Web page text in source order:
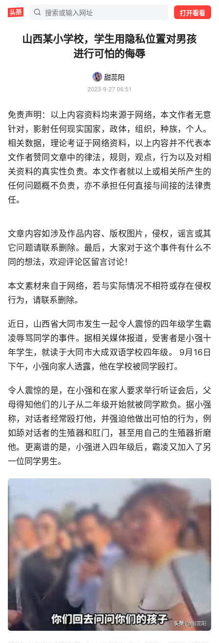
打开看看
山西某小学校，学生用隐私位置对男孩
进行可怕的侮辱
甜蕊阳
2023-9-27 06:51
免责声明：以上内容资料均来源于网络，本文作者无意
针对，影射任何现实国家，政体，组织，种族，个人。
相关数据，理论考证于网络资料，以上内容并不代表本
文作者赞同文章中的律法，规则，观点，行为以及对相
关资料的真实性负责。本文作者就以上或相关所产生的
任何问题概不负责，亦不承担任何直接与间接的法律责
任。
文章内容如涉及作品内容、版权图片，侵权，谣言或其
它问题请联系删除。最后，大家对于这个事件有什么不
同的想法，欢迎评论区留言讨论！
本文素材来自于网络，若与实际情况不相符或存在侵权
行为，请联系删除。
近日，山西省大同市发生一起令人震惊的四年级学生霸
凌辱骂同学的事件。据相关媒体报道，受害者是小强十
年学生，就读于大同市大成双语学校四年级。 9月16日
下午，小强向家人透露，他在学校被同学殴打。
令人震惊的是，在小强和在家人要求举行听证会后，父
母得知他们的儿子从二年级开始就被同学欺负。据小强
称，对话者经常殴打他，并强迫他做出可怕的行为，例
如舔对话者的生殖器和肛门，甚至用自己的生殖器折磨
他。更离谱的是，小强进入四年级后，霸凌又加入了另
一位同学男生。